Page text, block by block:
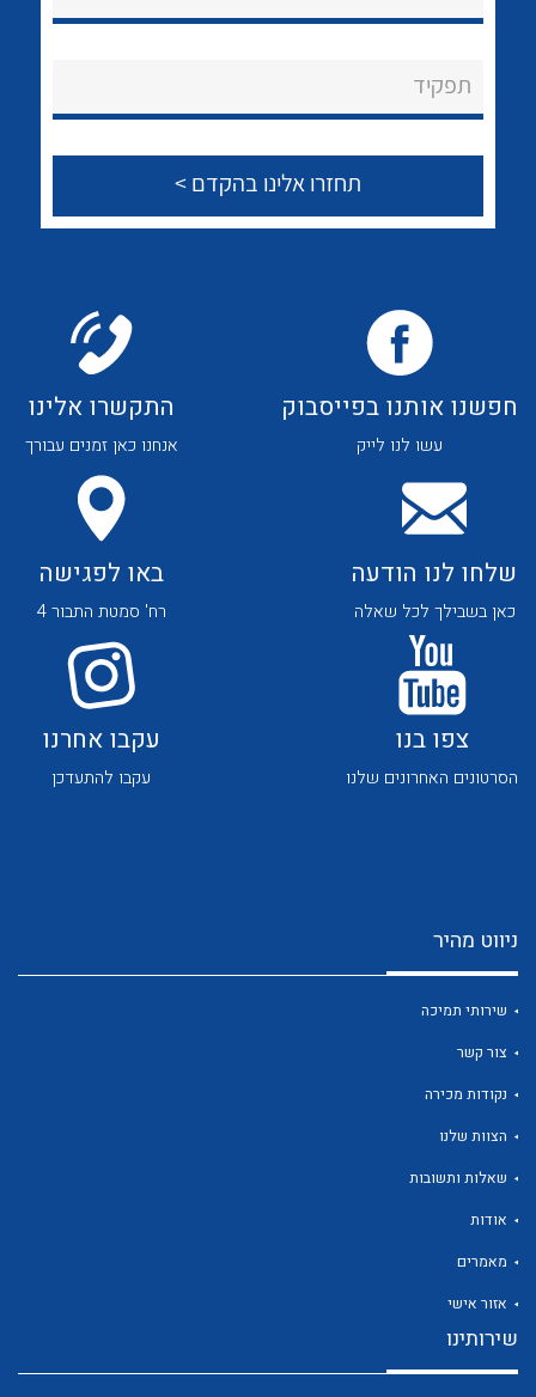
נקודות מכירה
שירותי תמיכה
לכל מוצרי היצרן לכל מוצרי היצרן
לכל מוצרי היצרן לכל מוצרי היצרן
לכל מוצרי היצרן
תפקיד
חפשנו אותנו בפייסבוק
עשו לנו לייק
התקשרו אלינו
אנחנו כאן זמנים עבורך
שלחו לנו הודעה
כאן בשבילך לכל שאלה
באו לפגישה
רח' סמטת התבור 4
צפו בנו
הסרטונים האחרונים שלנו
עקבו אחרנו
עקבו להתעדכן
ניווט מהיר
שירותי תמיכה
צור קשר
נקודות מכירה
הצוות שלנו
שאלות ותשובות
אודות
מאמרים
אזור אישי
שירותינו